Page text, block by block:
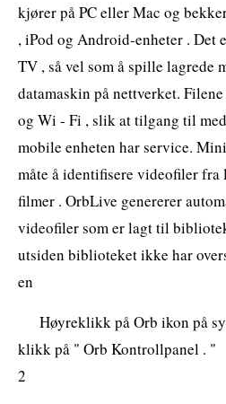
kjører på PC eller Mac og
, iPod og Android-enheter . Det
TV , så vel som å spille lagrede
datamaskin på nettverket.
og Wi - Fi , slik at tilgang til
mobile enheten har service.
måte å identifisere videofiler
filmer . OrbLive genererer
videofiler som er lagt til
utsiden biblioteket ikke har
en
Høyreklikk på Orb ikon på
klikk på " Orb Kontrollpanel . "
2